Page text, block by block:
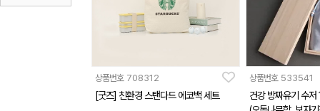
상품번호 708312
[굿즈] 친환경 스탠다드 에코백 세트
상품번호 533541
건강 방짜유기 수저